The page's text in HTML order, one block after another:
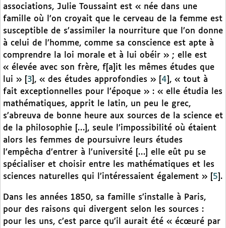
associations, Julie Toussaint est « née dans une
famille où l’on croyait que le cerveau de la femme est
susceptible de s’assimiler la nourriture que l’on donne
à celui de l’homme, comme sa conscience est apte à
comprendre la loi morale et à lui obéir » ; elle est
« élevée avec son frère, f[a]it les mêmes études que
lui »
3 , « des études approfondies » 4 , « tout à
fait exceptionnelles pour l’époque » : « elle étudia les
mathématiques, apprit le latin, un peu le grec,
s’abreuva de bonne heure aux sources de la science et
de la philosophie […], seule l’impossibilité où étaient
alors les femmes de poursuivre leurs études
l’empêcha d’entrer à l’université […] elle eût pu se
spécialiser et choisir entre les mathématiques et les
sciences naturelles qui l’intéressaient également »
5 .
Dans les années 1850, sa famille s’installe à Paris,
pour des raisons qui divergent selon les sources :
pour les uns, c’est parce qu’il aurait été « écœuré par